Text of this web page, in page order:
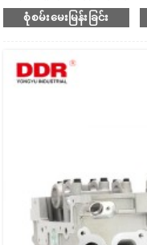
သည်။ ဆလင်ဒါခေါင်းသည်
“အလုံပိတ် ဆလင်ဒါခေါင်း”၊ “ဆလ
စုံစမ်းမေးမြန်းခြင်း